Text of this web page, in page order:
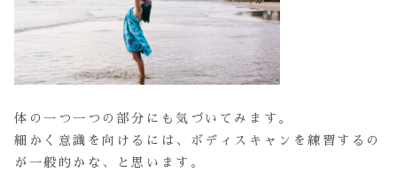
体の一つ一つの部分にも気づいてみます。
細かく意識を向けるには、ボディスキャンを練習するの
が一般的かな、と思います。